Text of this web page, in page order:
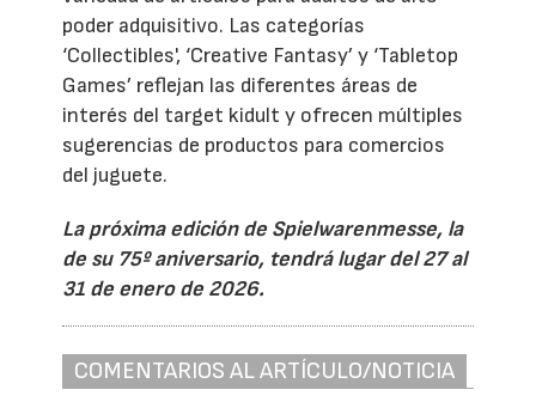
poder adquisitivo. Las categorías
‘Collectibles', ‘Creative Fantasy’ y ‘Tabletop
Games’ reflejan las diferentes áreas de
interés del target kidult y ofrecen múltiples
sugerencias de productos para comercios
del juguete.
La próxima edición de Spielwarenmesse, la
de su 75º aniversario, tendrá lugar del 27 al
31 de enero de 2026.
COMENTARIOS AL ARTÍCULO/NOTICIA